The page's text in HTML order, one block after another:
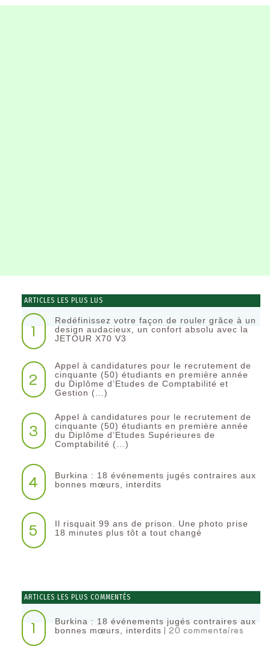
ARTICLES LES PLUS LUS
1
Redéfinissez votre façon de rouler grâce à un
design audacieux, un confort absolu avec la
JETOUR X70 V3
2
Appel à candidatures pour le recrutement de
cinquante (50) étudiants en première année
du Diplôme d’Etudes de Comptabilité et
Gestion (…)
3
Appel à candidatures pour le recrutement de
cinquante (50) étudiants en première année
du Diplôme d’Etudes Supérieures de
Comptabilité (…)
4
Burkina : 18 événements jugés contraires aux
bonnes mœurs, interdits
5
Il risquait 99 ans de prison. Une photo prise
18 minutes plus tôt a tout changé
ARTICLES LES PLUS COMMENTÉS
1
Burkina : 18 événements jugés contraires aux
bonnes mœurs, interdits | 20 commentaires